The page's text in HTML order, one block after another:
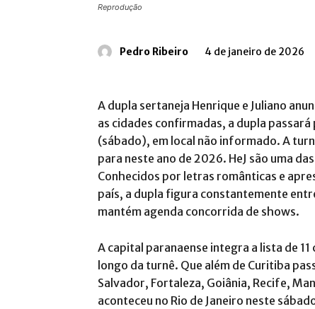
Reprodução
Pedro Ribeiro 4 de janeiro de 2026
A dupla sertaneja Henrique e Juliano
as cidades confirmadas, a dupla
(sábado), em local não informado. A
para neste ano de 2026. HeJ são uma
Conhecidos por letras românticas e
país, a dupla figura constantemente
mantém agenda concorrida de shows.
A capital paranaense integra a lista de
longo da turnê. Que além de Curitiba
Salvador, Fortaleza, Goiânia, Recife,
aconteceu no Rio de Janeiro neste